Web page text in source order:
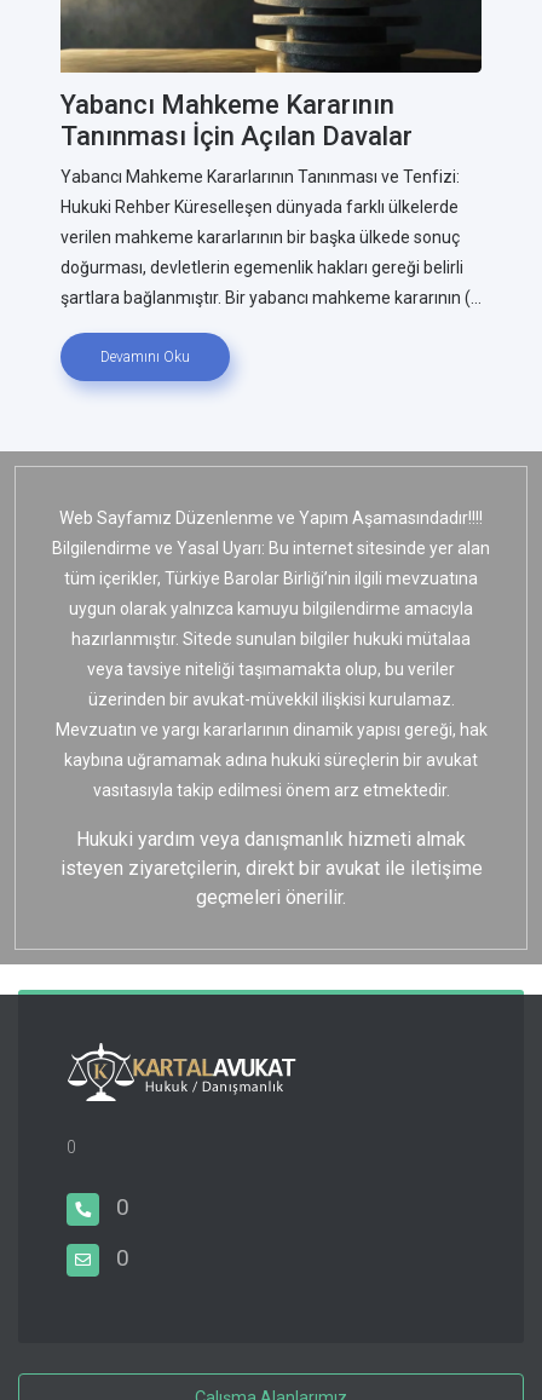
Yabancı Mahkeme Kararının
Tanınması İçin Açılan Davalar
Yabancı Mahkeme Kararlarının Tanınması ve Tenfizi:
Hukuki Rehber Küreselleşen dünyada farklı ülkelerde
verilen mahkeme kararlarının bir başka ülkede sonuç
doğurması, devletlerin egemenlik hakları gereği belirli
şartlara bağlanmıştır. Bir yabancı mahkeme kararının (...
Devamını Oku
Web Sayfamız Düzenlenme ve Yapım Aşamasındadır!!!!
Bilgilendirme ve Yasal Uyarı: Bu internet sitesinde yer alan
tüm içerikler, Türkiye Barolar Birliği’nin ilgili mevzuatına
uygun olarak yalnızca kamuyu bilgilendirme amacıyla
hazırlanmıştır. Sitede sunulan bilgiler hukuki mütalaa
veya tavsiye niteliği taşımamakta olup, bu veriler
üzerinden bir avukat-müvekkil ilişkisi kurulamaz.
Mevzuatın ve yargı kararlarının dinamik yapısı gereği, hak
kaybına uğramamak adına hukuki süreçlerin bir avukat
vasıtasıyla takip edilmesi önem arz etmektedir.
Hukuki yardım veya danışmanlık hizmeti almak
isteyen ziyaretçilerin, direkt bir avukat ile iletişime
geçmeleri önerilir.
0
0
0